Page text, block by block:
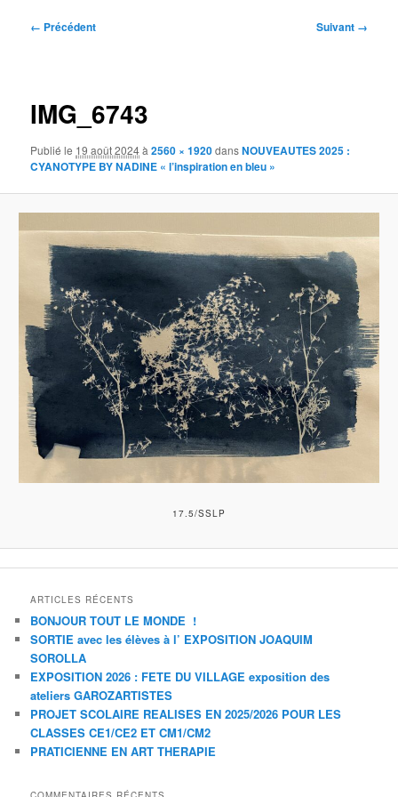
Navigation
← Précédent Suivant →
IMG_6743
Publié le 19 août 2024à2560 × 1920dansNOUVEAUTES 2025 :
CYANOTYPE BY NADINE « l’inspiration en bleu »
17.5/SSLP
ARTICLES RÉCENTS
BONJOUR TOUT LE MONDE !
SORTIE avec les élèves à l’ EXPOSITION JOAQUIM
SOROLLA
EXPOSITION 2026 : FETE DU VILLAGE exposition des
ateliers GAROZARTISTES
PROJET SCOLAIRE REALISES EN 2025/2026 POUR LES
CLASSES CE1/CE2 ET CM1/CM2
PRATICIENNE EN ART THERAPIE